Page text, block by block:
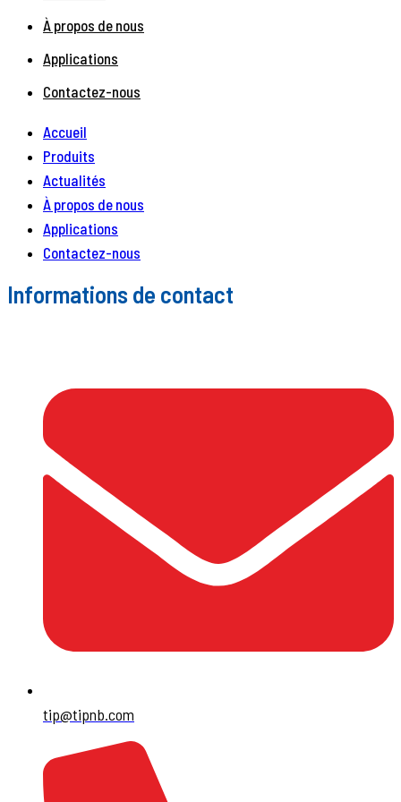
À propos de nous
Applications
Contactez-nous
Accueil
Produits
Actualités
À propos de nous
Applications
Contactez-nous
Informations de contact
tip@tipnb.com